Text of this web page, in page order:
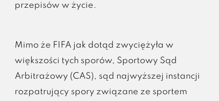
przepisów w życie.
Mimo że FIFA jak dotąd zwyciężyła w
większości tych sporów, Sportowy Sąd
Arbitrażowy (CAS), sąd najwyższej instancji
rozpatrujący spory związane ze sportem